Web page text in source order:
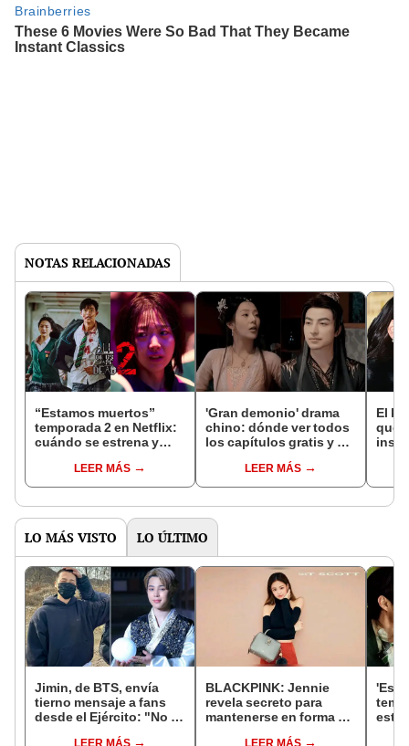
NOTAS RELACIONADAS
“Estamos muertos”
temporada 2 en Netflix:
cuándo se estrena y
temporadaLEER MÁS
'Gran demonio' drama
chino: dónde ver todos
los capítulos gratis y en
LEER MÁS
El k-
que
LO MÁS VISTO LO ÚLTIMO
Jimin, de BTS, envía
tierno mensaje a fans
desde el Ejército: "No te
BLACKPINK: Jennie
revela secreto para
mantenerse en forma en